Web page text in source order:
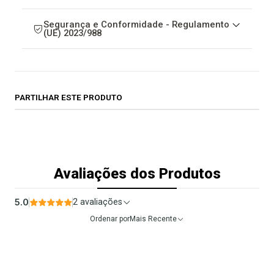
Segurança e Conformidade - Regulamento
(UE) 2023/988
PARTILHAR ESTE PRODUTO
Avaliações dos Produtos
5.0 2 avaliações
Ordenar porMais Recente